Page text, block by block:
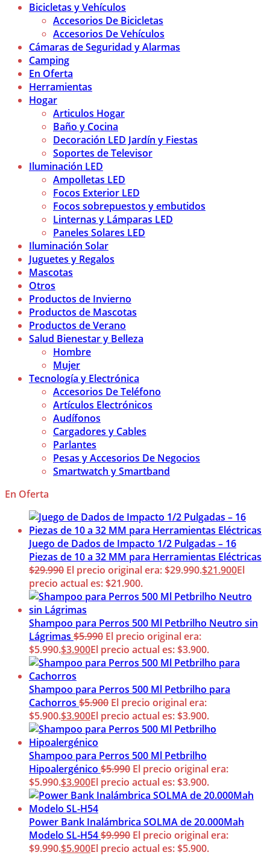
Bicicletas y Vehículos
Accesorios De Bicicletas
Accesorios De Vehículos
Cámaras de Seguridad y Alarmas
Camping
En Oferta
Herramientas
Hogar
Articulos Hogar
Baño y Cocina
Decoración LED Jardín y Fiestas
Soportes de Televisor
Iluminación LED
Ampolletas LED
Focos Exterior LED
Focos sobrepuestos y embutidos
Linternas y Lámparas LED
Paneles Solares LED
Iluminación Solar
Juguetes y Regalos
Mascotas
Otros
Productos de Invierno
Productos de Mascotas
Productos de Verano
Salud Bienestar y Belleza
Hombre
Mujer
Tecnología y Electrónica
Accesorios De Teléfono
Artículos Electrónicos
Audífonos
Cargadores y Cables
Parlantes
Pesas y Accesorios De Negocios
Smartwatch y Smartband
En Oferta
Juego de Dados de Impacto 1/2 Pulgadas – 16
Piezas de 10 a 32 MM para Herramientas Eléctricas
$29.990 El precio original era: $29.990.$21.900El
precio actual es: $21.900.
Shampoo para Perros 500 Ml Petbrilho Neutro sin
Lágrimas $5.990 El precio original era:
$5.990.$3.900El precio actual es: $3.900.
Shampoo para Perros 500 Ml Petbrilho para
Cachorros $5.900 El precio original era:
$5.900.$3.900El precio actual es: $3.900.
Shampoo para Perros 500 Ml Petbrilho
Hipoalergénico $5.990 El precio original era:
$5.990.$3.900El precio actual es: $3.900.
Power Bank Inalámbrica SOLMA de 20.000Mah
Modelo SL-H54$9.990 El precio original era:
$9.990.$5.900El precio actual es: $5.900.